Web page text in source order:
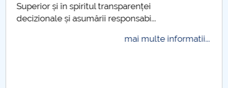
plăti și cu cardul